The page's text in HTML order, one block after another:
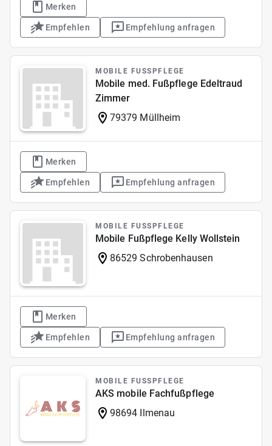
Merken
Empfehlen Empfehlung anfragen
MOBILE FUSSPFLEGE
Mobile med. Fußpflege Edeltraud
Zimmer
79379 Müllheim
Merken
Empfehlen Empfehlung anfragen
MOBILE FUSSPFLEGE
Mobile Fußpflege Kelly Wollstein
86529 Schrobenhausen
Merken
Empfehlen Empfehlung anfragen
MOBILE FUSSPFLEGE
AKS mobile Fachfußpflege
98694 Ilmenau